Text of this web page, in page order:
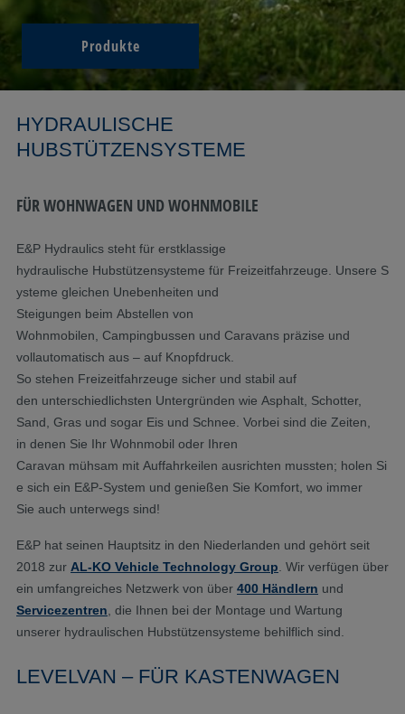
Produkte
HYDRAULISCHE
HUBSTÜTZENSYSTEME
FÜR WOHNWAGEN UND WOHNMOBILE
E&P Hydraulics steht für erstklassige
hydraulische Hubstützensysteme für Freizeitfahrzeuge Unsere S
ysteme gleichen Unebenheiten und
Steigungen beim Abstellen von
Wohnmobilen, Campingbussen und Caravans präzise und
vollautomatisch aus – auf Knopfdruck.
So stehen Freizeitfahrzeuge sicher und stabil auf
den unterschiedlichsten Untergründen wie Asphalt, Schotter,
Sand, Gras und sogar Eis und Schnee. Vorbei sind die Zeiten
in denen Sie Ihr Wohnmobil oder Ihren
Caravan mühsam mit Auffahrkeilen ausrichten mussten; holen Si
e sich ein E&P-System und genießen Sie Komfort , wo immer
Sie auch unterwegs sind!
E&P hat seinen Hauptsitz in den Niederlanden und gehört seit
2018 zur AL-KO Vehicle Technology Group . Wir verfügen über
ein umfangreiches Netzwerk von über 400 Händlern und
Servicezentren , die Ihnen bei der Montage und Wartung
unserer hydraulischen Hubstützensysteme behilflich sind.
LEVELVAN – FÜR KASTENWAGEN